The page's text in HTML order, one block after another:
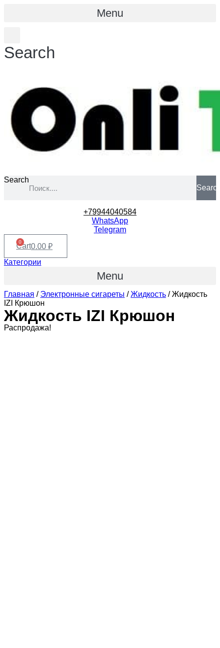
Menu
Search
Search
+79944040584
WhatsApp
Telegram
0.00 ₽
0
Cart
Категории
Menu
Главная / Электронные сигареты /Жидкость / Жидкость
IZI Крюшон
Жидкость IZI Крюшон
Распродажа!